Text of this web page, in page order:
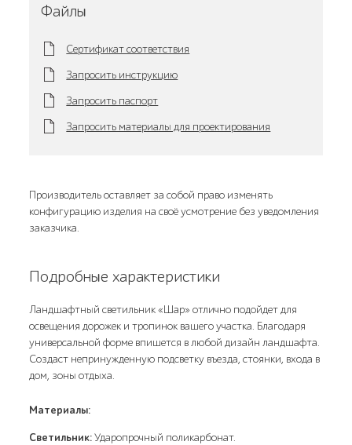
Файлы
Сертификат соответствия
Запросить инструкцию
Запросить паспорт
Запросить материалы для проектирования
Производитель оставляет за собой право изменять
конфигурацию изделия на своё усмотрение без уведомления
заказчика.
Подробные характеристики
Ландшафтный светильник «Шар» отлично подойдет для
освещения дорожек и тропинок вашего участка. Благодаря
универсальной форме впишется в любой дизайн ландшафта.
Создаст непринужденную подсветку въезда, стоянки, входа в
дом, зоны отдыха.
Материалы:
Светильник:Ударопрочный поликарбонат.